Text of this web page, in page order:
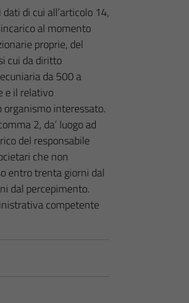
di cui all’articolo 14,
al momento
proprie, del
cui da diritto
da 500 a
e il relativo
interessato.
2, da’ luogo ad
del responsabile
che non
entro trenta giorni dal
dal percepimento.
competente